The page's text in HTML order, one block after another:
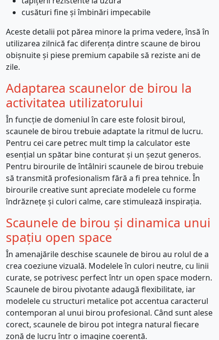
cusături fine și îmbinări impecabile
Aceste detalii pot părea minore la prima vedere, însă în
utilizarea zilnică fac diferența dintre scaune de birou
obișnuite și piese premium capabile să reziste ani de
zile.
Adaptarea scaunelor de birou la
activitatea utilizatorului
În funcție de domeniul în care este folosit biroul,
scaunele de birou trebuie adaptate la ritmul de lucru.
Pentru cei care petrec mult timp la calculator este
esențial un spătar bine conturat și un șezut generos.
Pentru birourile de întâlniri scaunele de birou trebuie
să transmită profesionalism fără a fi prea tehnice. În
birourile creative sunt apreciate modelele cu forme
îndrăznețe și culori calme, care stimulează inspirația.
Scaunele de birou și dinamica unui
spațiu open space
În amenajările deschise scaunele de birou au rolul de a
crea coeziune vizuală. Modelele în culori neutre, cu linii
curate, se potrivesc perfect într un open space modern.
Scaunele de birou pivotante adaugă flexibilitate, iar
modelele cu structuri metalice pot accentua caracterul
contemporan al unui birou profesional. Când sunt alese
corect, scaunele de birou pot integra natural fiecare
zonă de lucru într o imagine coerentă.